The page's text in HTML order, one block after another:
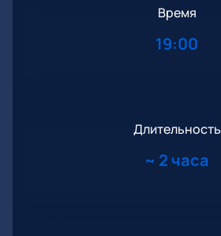
Время
19:00
Длительность
~ 2 часа